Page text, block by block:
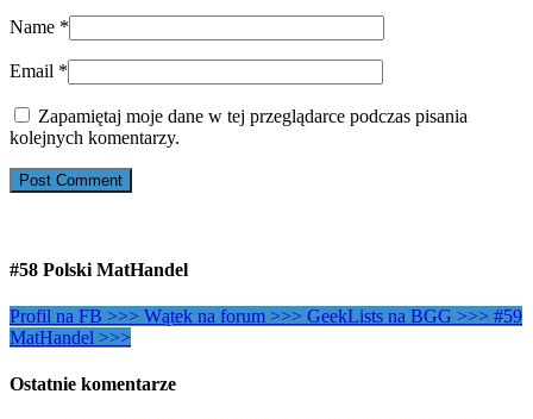
Name *
Email *
Zapamiętaj moje dane w tej przeglądarce podczas pisania
kolejnych komentarzy.
#58 Polski MatHandel
Profil na FB >>> Wątek na forum >>> GeekLists na BGG >>> #59
MatHandel >>>
Ostatnie komentarze